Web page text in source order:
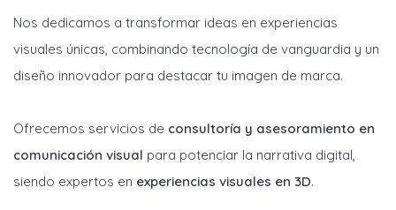
Nos dedicamos a transformar ideas en experiencias
visuales únicas, combinando tecnología de vanguardia y un
diseño innovador para destacar tu imagen de marca.
Ofrecemos servicios de consultoría y asesoramiento en
comunicación visual para potenciar la narrativa digital,
siendo expertos en experiencias visuales en 3D.